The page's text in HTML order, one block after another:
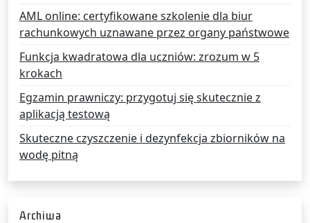
AML online: certyfikowane szkolenie dla biur
rachunkowych uznawane przez organy państwowe
Funkcja kwadratowa dla uczniów: zrozum w 5
krokach
Egzamin prawniczy: przygotuj się skutecznie z
aplikacją testową
Skuteczne czyszczenie i dezynfekcja zbiorników na
wodę pitną
Archiwa